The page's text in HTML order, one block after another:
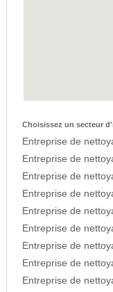
Choisissez un secteur
Entreprise de
Entreprise de
Entreprise de
Entreprise de
Entreprise de
Entreprise de
Entreprise de
Entreprise de
Entreprise de